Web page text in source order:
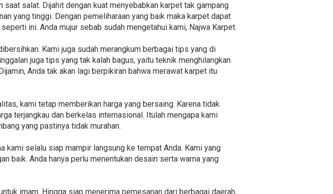
salat. Dijahit dengan kuat menyebabkan karpet tak gampang
yang tinggi. Dengan pemeliharaan yang baik maka karpet dapat
ini. Anda mujur sebab sudah mengetahui kami, Najwa Karpet.
Kami juga sudah merangkum berbagai tips yang di
juga tips yang tak kalah bagus, yaitu teknik menghilangkan
Anda tak akan lagi berpikiran bahwa merawat karpet itu
kami tetap memberikan harga yang bersaing. Karena tidak
terjangkau dan berkelas internasional. Itulah mengapa kami
yang pastinya tidak murahan.
kami selalu siap mampir langsung ke tempat Anda. Kami yang
baik. Anda hanya perlu menentukan desain serta warna yang
imam. Hingga siap menerima pemesanan dari berbagai daerah,